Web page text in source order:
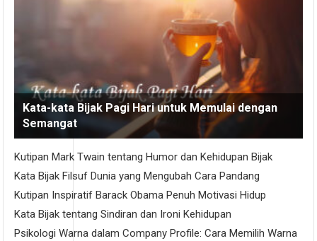
Kata-kata Bijak Pagi Hari untuk Memulai dengan
Semangat
Kutipan Mark Twain tentang Humor dan Kehidupan Bijak
Kata Bijak Filsuf Dunia yang Mengubah Cara Pandang
Kutipan Inspiratif Barack Obama Penuh Motivasi Hidup
Kata Bijak tentang Sindiran dan Ironi Kehidupan
Psikologi Warna dalam Company Profile: Cara Memilih Warna